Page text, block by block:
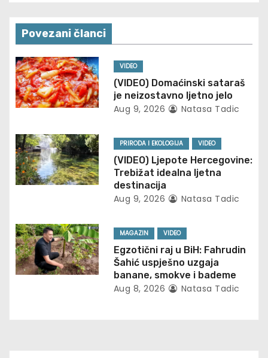
n
a
v
i
a
t
o
n
Povezani članci
VIDEO
(VIDEO) Domaćinski sataraš
je neizostavno ljetno jelo
Aug 9, 2026 Natasa Tadic
PRIRODA I EKOLOGIJA VIDEO
(VIDEO) Ljepote Hercegovine:
Trebižat idealna ljetna
destinacija
Aug 9, 2026 Natasa Tadic
MAGAZIN VIDEO
Egzotični raj u BiH: Fahrudin
Šahić uspješno uzgaja
banane, smokve i bademe
Aug 8, 2026 Natasa Tadic